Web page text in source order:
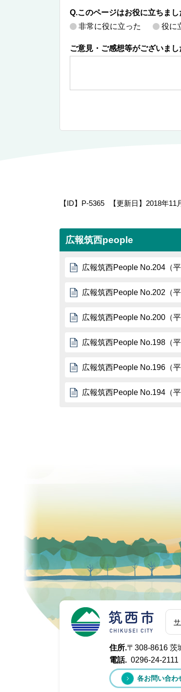
Q.このページはお役に立ちまし
非常に役に立った
役に
ご意見・ご感想等がございま
【ID】 P-5365 【更新日】 2018年11
広報筑西people
広報筑西People No.204（
広報筑西People No.202（
広報筑西People No.200（
広報筑西People No.198（
広報筑西People No.196（
広報筑西People No.194（
住所.〒308-8616 茨
電話. 0296-24-2111
各お問い合わ